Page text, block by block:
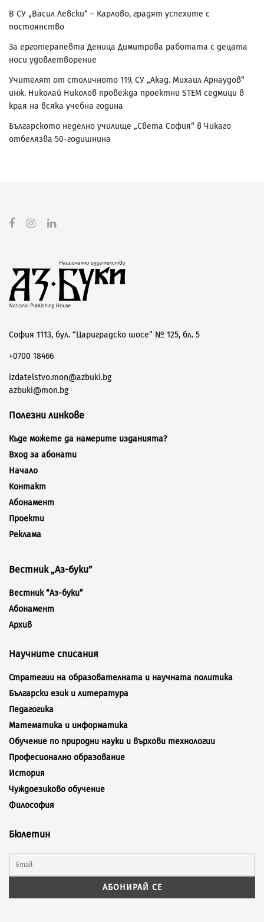
В СУ „Васил Левски“ – Карлово, градят успехите с
постоянство
За ерготерапевта Деница Димитрова работата с децата
носи удовлетворение
Учителят от столичното 119. СУ „Акад. Михаил Арнаудов“
инж. Николай Николов провежда проектни STEM седмици в
края на всяка учебна година
Българското неделно училище „Света София“ в Чикаго
отбелязва 50-годишнина
София 1113, бул. “Цариградско шосе” № 125, бл. 5
+0700 18466
izdatelstvo.mon@azbuki.bg
azbuki@mon.bg
Полезни линкове
Къде можете да намерите изданията?
Вход за абонати
Начало
Контакт
Абонамент
Проекти
Реклама
Вестник „Аз-буки”
Вестник “Аз-буки”
Абонамент
Архив
Научните списания
Стратегии на образователната и научната политика
Български език и литература
Педагогика
Математика и информатика
Обучение по природни науки и върхови технологии
Професионално образование
История
Чуждоезиково обучение
Философия
Бюлетин